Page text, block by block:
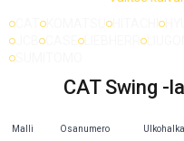
CAT Swing -
Malli Osanumero